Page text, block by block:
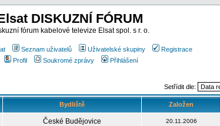
DISKUZNÍ FÓRUM
fórum kabelové televize Elsat spol. s r. o.
Seznam uživatelů Uživatelské skupiny
Registrace
Profil
Soukromé zprávy Přihlášení
Setřídit dle:
Bydliště Založen
České Budějovice 20.11.2006